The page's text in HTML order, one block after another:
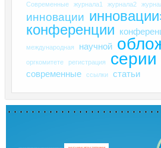
Современные
журнала1 журнала2
инновации
конференции
международная научной
оргкомитете регистрация серии
современные ссылки статьи